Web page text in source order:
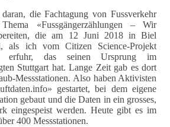
die Fachtagung von Fussverkehr
«Fussgängerzählungen – Wir
die am 12 Juni 2018 in Biel
als ich vom Citizen Science-Projekt
erfuhr, das seinen Ursprung im
Stuttgart hat. Lange Zeit gab es dort
Messstationen. Also haben Aktivisten
gestartet, bei dem eigene
gebaut und die Daten in ein grosses,
eingespeist werden. Heute gibt es im
400 Messstationen.